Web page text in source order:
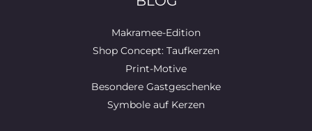
Makramee-Edition
Shop Concept: Taufkerzen
Print-Motive
Besondere Gastgeschenke
Symbole auf Kerzen